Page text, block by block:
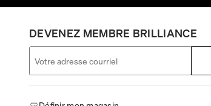
DEVENEZ MEMBRE BRILLIANCE